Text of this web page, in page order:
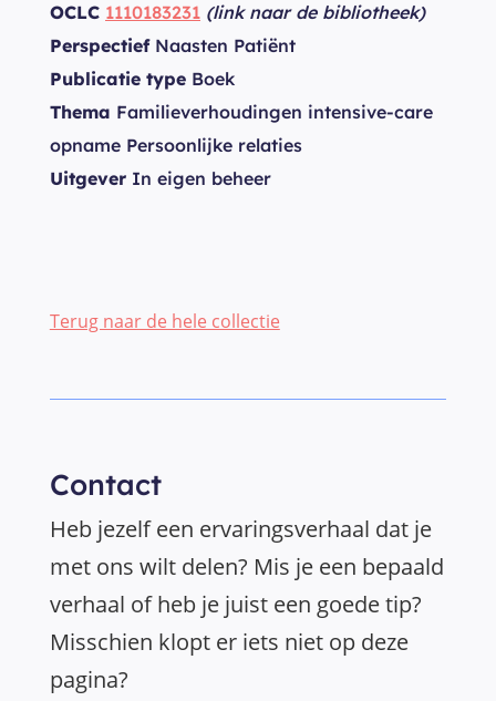
OCLC 1110183231 (link naar de bibliotheek)
PerspectiefNaasten Patiënt
Publicatie type Boek
Thema Familieverhoudingen intensive-care
opname Persoonlijke relaties
Uitgever In eigen beheer
Terug naar de hele collectie
Contact
Heb jezelf een ervaringsverhaal dat je
met ons wilt delen? Mis je een bepaald
verhaal of heb je juist een goede tip?
Misschien klopt er iets niet op deze
pagina?